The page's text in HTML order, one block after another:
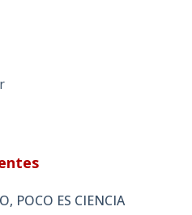
POCO ES CIENCIA